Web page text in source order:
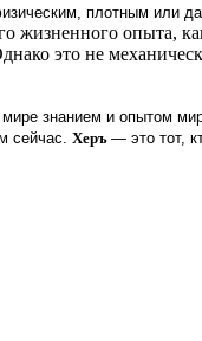
плотным или
жизненного опыта,
это не
знанием и опытом
сейчас. Херъ — это тот,